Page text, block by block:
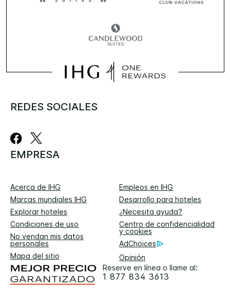
REDES SOCIALES
EMPRESA
Acerca de IHG
Empleos en IHG
Marcas mundiales IHG
Desarrollo para hoteles
Explorar hoteles
¿Necesita ayuda?
Condiciones de uso
Centro de confidencialidad
y cookies
No vendan mis datos
personales
AdChoices
Mapa del sitio
Opinión
Reserve en línea o llame al:
1 877 834 3613